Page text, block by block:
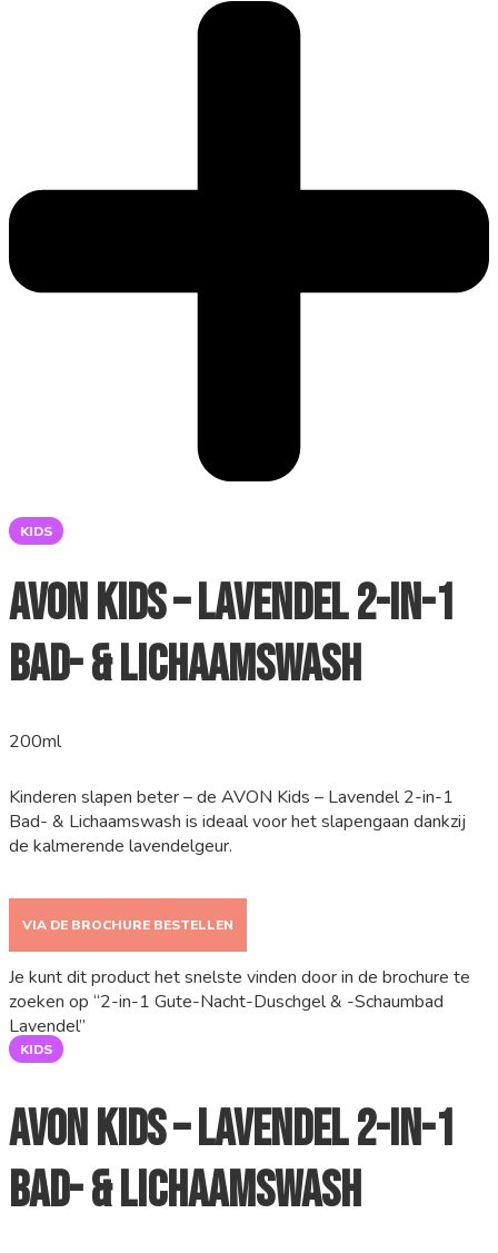
KIDS
AVON Kids – Lavendel 2-in-1
Bad- & Lichaamswash
200ml
Kinderen slapen beter – de AVON Kids – Lavendel 2-in-1
Bad- & Lichaamswash is ideaal voor het slapengaan dankzij
de kalmerende lavendelgeur.
VIA DE BROCHURE BESTELLEN
Je kunt dit product het snelste vinden door in de brochure te
zoeken op “2-in-1 Gute-Nacht-Duschgel & -Schaumbad
Lavendel”
KIDS
AVON Kids – Lavendel 2-in-1
Bad- & Lichaamswash